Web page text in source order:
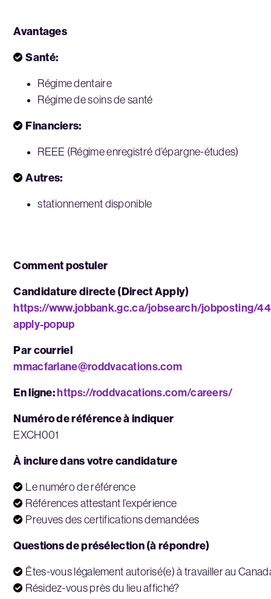
Avantages
Santé:
Régime dentaire
Régime de soins de santé
Financiers:
REEE (Régime enregistré d’épargne-études)
Autres:
stationnement disponible
Comment postuler
Candidature directe (Direct Apply)
https://www.jobbank.gc.ca/jobsearch/jobposting/
apply-popup
Par courriel
mmacfarlane@roddvacations.com
En ligne:https://roddvacations.com/careers/
Numéro de référence à indiquer
EXCH001
À inclure dans votre candidature
Le numéro de référence
Références attestant l’expérience
Preuves des certifications demandées
Questions de présélection (à répondre)
Êtes-vous légalement autorisé(e) à travailler au
Résidez-vous près du lieu affiché?